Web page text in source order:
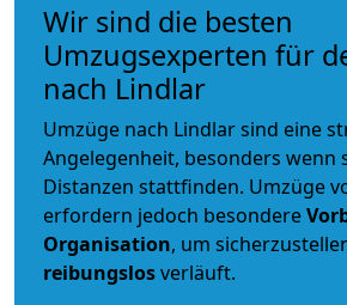
Wir sind die besten
Umzugsexperten für
nach Lindlar
Umzüge nach Lindlar sind eine
Angelegenheit, besonders wenn
Distanzen stattfinden. Umzüge
erfordern jedoch besondere
Organisation, um
reibungslosverläuft.